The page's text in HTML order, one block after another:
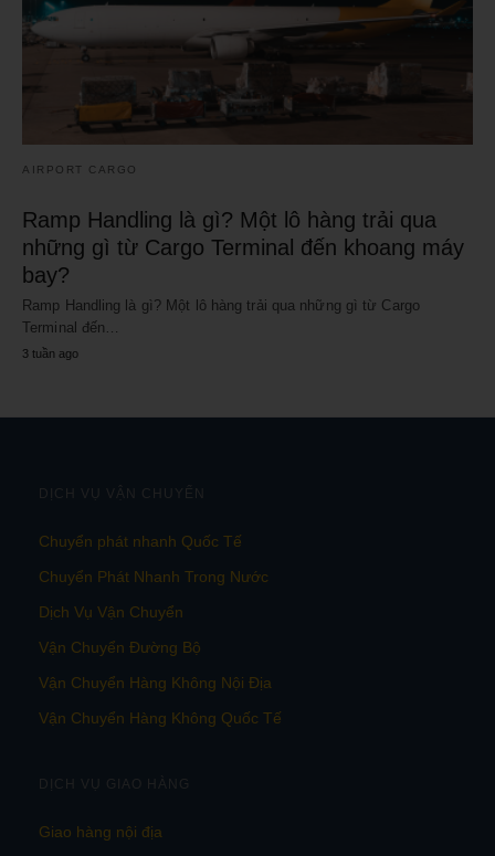
AIRPORT CARGO
Ramp Handling là gì? Một lô hàng trải qua
những gì từ Cargo Terminal đến khoang máy
bay?
Ramp Handling là gì? Một lô hàng trải qua những gì từ Cargo
Terminal đến…
3 tuần ago
DỊCH VỤ VẬN CHUYỂN
Chuyển phát nhanh Quốc Tế
Chuyển Phát Nhanh Trong Nước
Dịch Vụ Vận Chuyển
Vận Chuyển Đường Bộ
Vận Chuyển Hàng Không Nội Địa
Vận Chuyển Hàng Không Quốc Tế
DỊCH VỤ GIAO HÀNG
Giao hàng nội địa